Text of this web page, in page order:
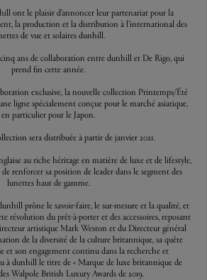
ont le plaisir d’annoncer leur partenariat pour la
la production et la distribution à l’international des
de vue et solaires dunhill.
ans de collaboration entre dunhill et De Rigo, qui
prend fin cette année.
exclusive, la nouvelle collection Printemps/Été
ligne spécialement conçue pour le marché asiatique,
en particulier pour le Japon.
sera distribuée à partir de janvier 2021.
au riche héritage en matière de luxe et de lifestyle,
renforcer sa position de leader dans le segment des
lunettes haut de gamme.
prône le savoir-faire, le sur-mesure et la qualité, et
révolution du prêt-à-porter et des accessoires, reposant
artistique Mark Weston et du Directeur général
de la diversité de la culture britannique, sa quête
et son engagement continu dans la recherche et
à dunhill le titre de « Marque de luxe britannique de
Walpole British Luxury Awards de 2019.